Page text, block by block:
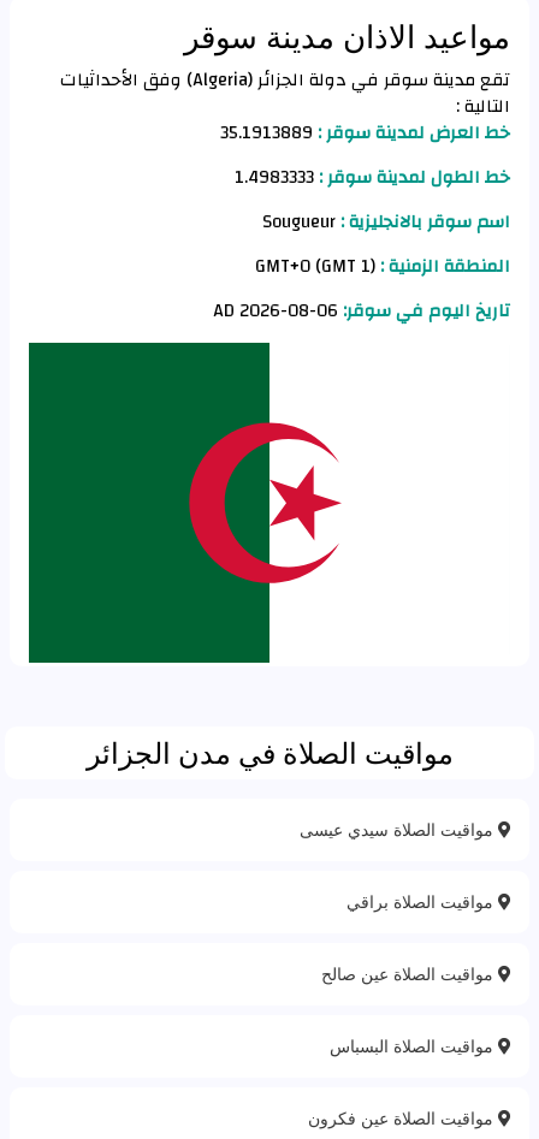
مواعيد الاذان مدينة سوقر
تقع مدينة سوقر في دولة الجزائر (Algeria) وفق الأحداثيات
التالية :
خط العرض لمدينة سوقر : 35.1913889
خط الطول لمدينة سوقر :
اسم سوقر بالانجليزية :
المنطقة الزمنية :
تاريخ اليوم في سوقر:
مواقيت الصلاة في مدن الجزائر
مواقيت الصلاة سيدي عيسى
مواقيت الصلاة براقي
مواقيت الصلاة عين صالح
مواقيت الصلاة البسباس
مواقيت الصلاة عين فكرون